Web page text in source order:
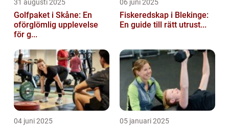
31 augusti 2025
Golfpaket i Skåne: En
oförglömlig upplevelse
för g...
06 juni 2025
Fiskeredskap i Blekinge:
En guide till rätt utrust...
04 juni 2025 05 januari 2025